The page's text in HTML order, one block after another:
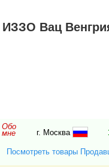
Вац
Обо
мне г. Москва
Посмотреть товары